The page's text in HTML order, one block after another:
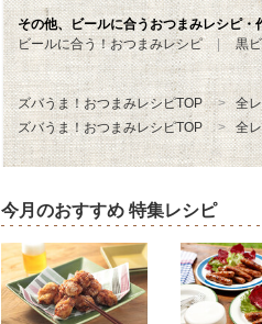
その他、ビールに合うおつまみレシピ・
ビールに合う！おつまみレシピ
黒
ズバうま！おつまみレシピTOP 全
ズバうま！おつまみレシピTOP
全
今月のおすすめ 特集レシピ